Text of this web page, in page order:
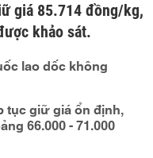
giá 85.714 đồng/kg,
khảo sát.
lao dốc không
tục giữ giá ổn định,
66.000 - 71.000